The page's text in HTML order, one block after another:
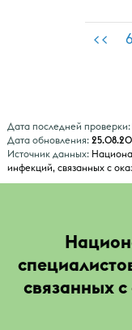
<< 6
Дата последней проверки:
Дата обновления:
Источник данных:
инфекций, связанных с
связанных